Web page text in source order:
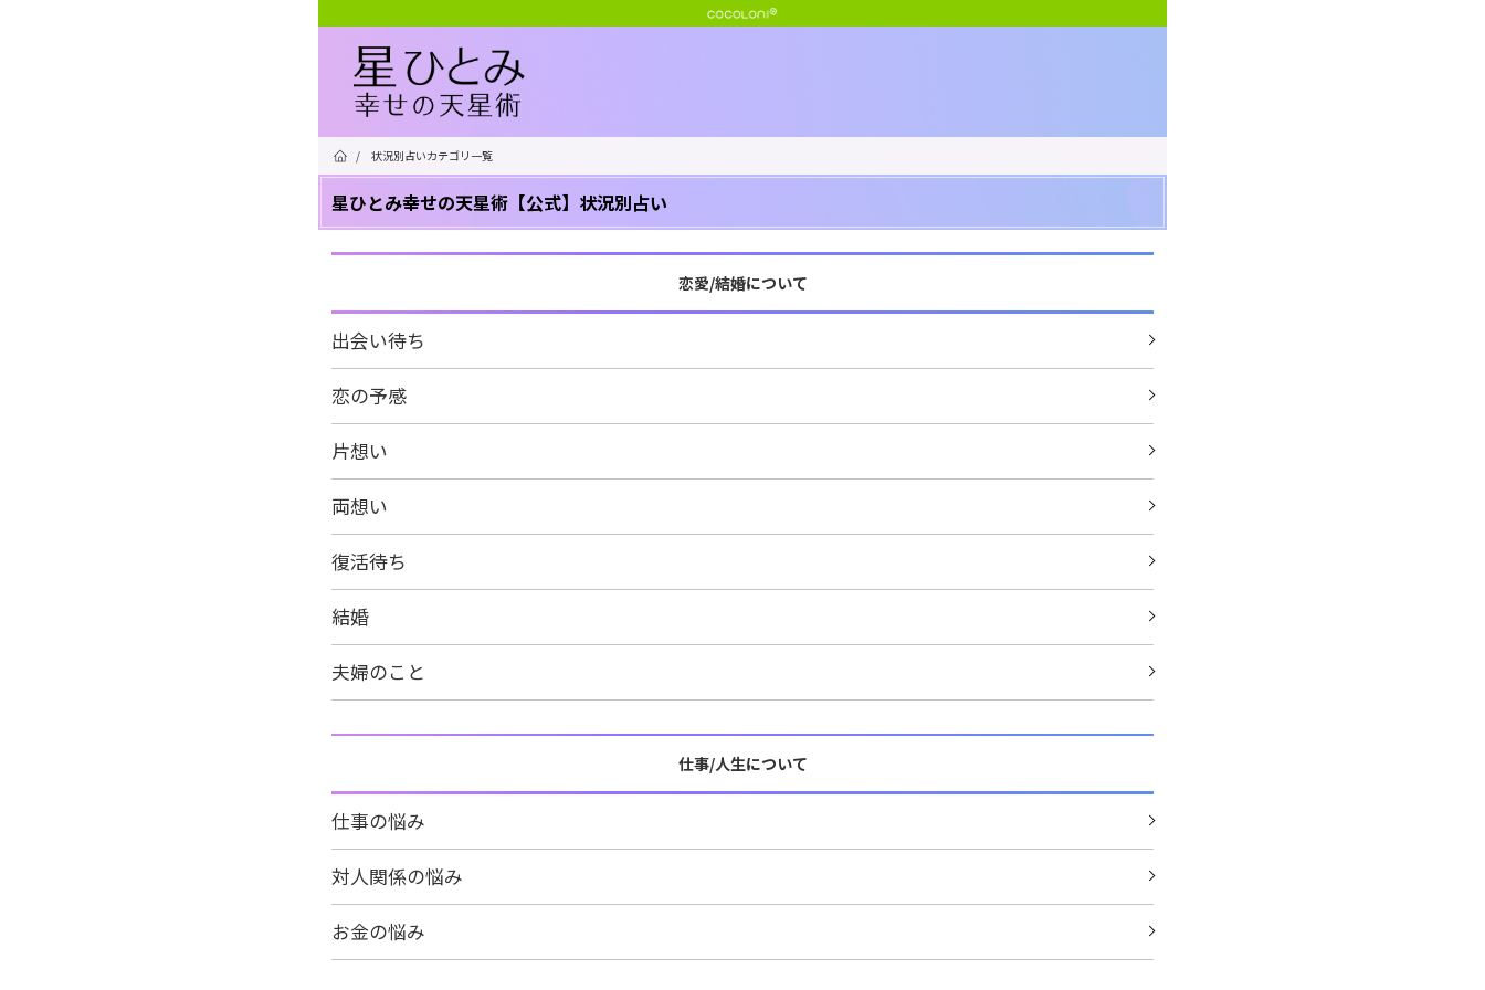
/ 状況別占いカテゴリ一覧
星ひとみ幸せの天星術【公式】状況別占い
恋愛/結婚について
出会い待ち
恋の予感
片想い
両想い
復活待ち
結婚
夫婦のこと
仕事/人生について
仕事の悩み
対人関係の悩み
お金の悩み